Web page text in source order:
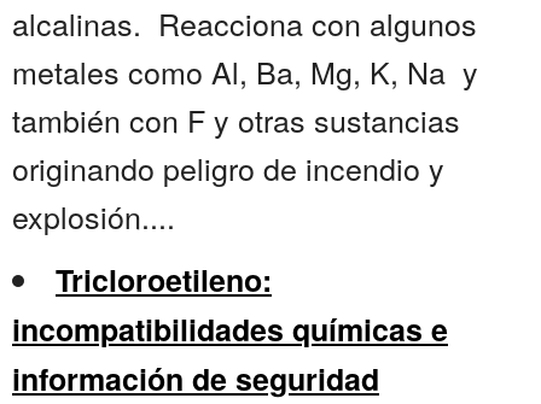
alcalinas. Reacciona con algunos
metales como Al, Ba, Mg, K, Na y
también con F y otras sustancias
originando peligro de incendio y
explosión....
Tricloroetileno:
incompatibilidades químicas e
información de seguridad